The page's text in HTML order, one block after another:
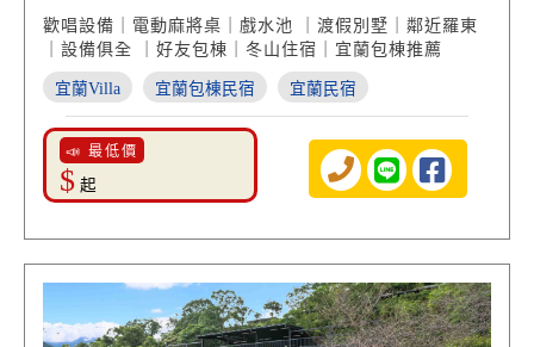
桌 親子戲水池】
歡唱設備｜電動麻將桌｜戲水池 ｜渡假別墅｜鄰近羅東
｜設備俱全 ｜好友包棟｜冬山住宿｜宜蘭包棟推薦
宜蘭Villa 宜蘭包棟民宿 宜蘭民宿
📣 最低價
$ 起